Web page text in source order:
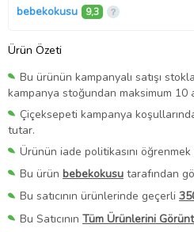
bebekokusu 9,3
Ürün Özeti
Bu ürünün kampanyalı satışı
kampanya stoğundan maksimum 10
Çiçeksepeti kampanya
tutar.
Ürünün iade politikasını öğrenmek
Bu ürün bebekokusu tarafından
Bu satıcının ürünlerinde geçerli
Bu Satıcının Tüm Ürünlerini